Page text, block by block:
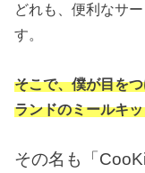
どれも、便利なサ
す。
そこで、僕が目を
ランドのミールキ
その名も「